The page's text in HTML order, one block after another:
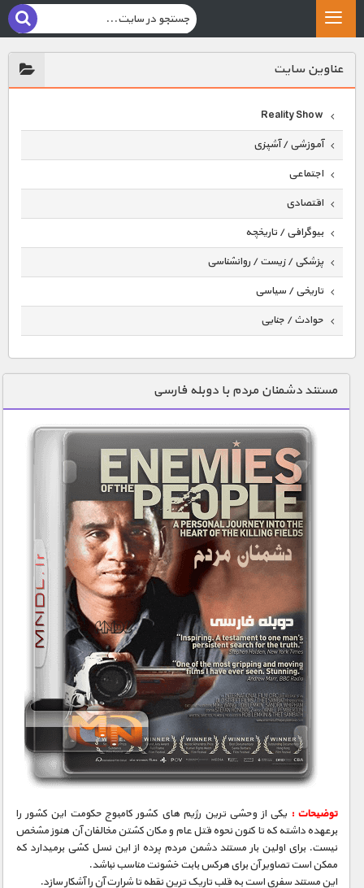
عناوين سايت
Reality Show
آموزشی / آشپزی
اجتماعی
اقتصادی
بیوگرافی / تاریخچه
پزشکی / زیست / روانشناسی
تاریخی / سیاسی
حوادث / جنایی
دنیای خوراکی ها
زمین شناسی / محیط زیست
سازه/ معماری/ مهندسی
سرگرمی
شناخت کودکان
طبیعت
علم و فناوری
فرهنگ / هنر
کیهان / نجوم
گردشگری
ماورایی
مسابقات / ورزشی
مستند های اختصاصی
مستند دشمنان مردم با دوبله فارسی
توضیحات : یکی از وحشی ترین رژیم های کشور کامبوج حکومت این کشور را
برعهده داشته که تا کنون نحوه قتل عام و مکان کشتن مخالفان آن هنوز مشخص
نیست. برای اولین بار مستند دشمن مردم پرده از این نسل ‌کشی برمیدارد که
ممکن است تصاویر آن برای هرکس بابت خشونت مناسب نباشد.
این مستند سفری است به قلب تاریک ترین نقطه تا شرارت آن را آشکار سازد.